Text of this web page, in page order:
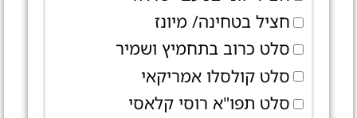
חציל בטחינה/ מיונז
סלט כרוב בתחמיץ ושמיר
סלט קולסלו אמריקאי
סלט תפו"א רוסי קלאסי